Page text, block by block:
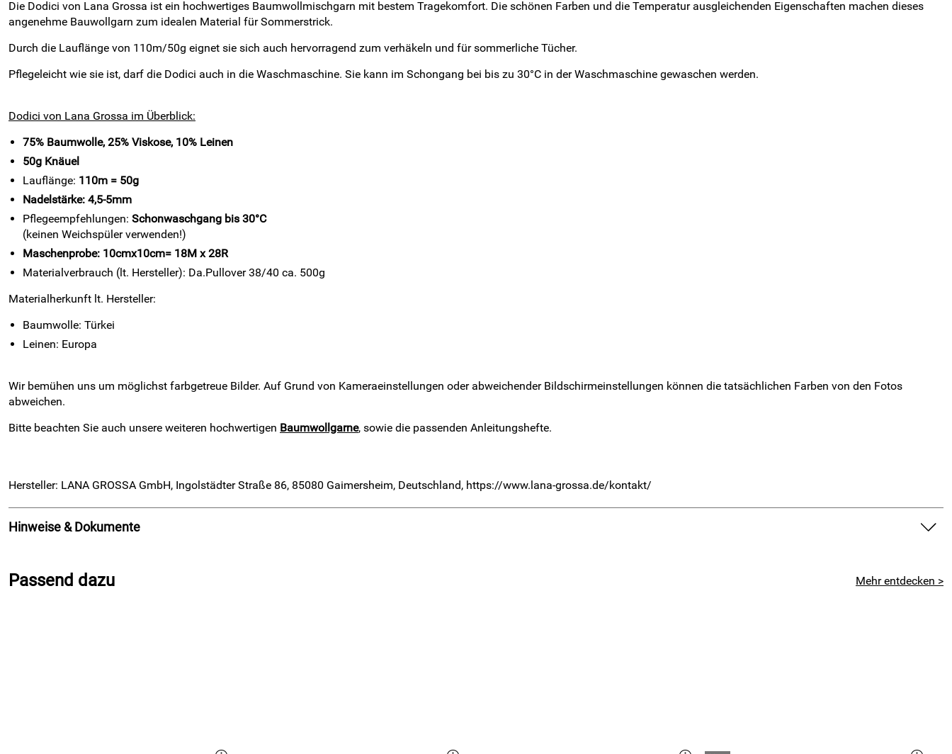
Die Dodici von Lana Grossa ist ein hochwertiges Baumwollmischgarn mit bestem Tragekomfort. Die schönen Farben und die Temperatur ausgleichenden Eigenschaften machen dieses
angenehme Bauwollgarn zum idealen Material für Sommerstrick.
Durch die Lauflänge von 110m/50g eignet sie sich auch hervorragend zum verhäkeln und für sommerliche Tücher.
Pflegeleicht wie sie ist, darf die Dodici auch in die Waschmaschine. Sie kann im Schongang bei bis zu 30°C in der Waschmaschine gewaschen werden.
Dodici von Lana Grossa im Überblick:
75% Baumwolle, 25% Viskose, 10% Leinen
50g Knäuel
Lauflänge: 110m = 50g
Nadelstärke: 4,5-5mm
Pflegeempfehlungen: Schonwaschgang bis 30°C
(keinen Weichspüler verwenden!)
Maschenprobe: 10cmx10cm= 18M x 28R
Materialverbrauch (lt. Hersteller): Da.Pullover 38/40 ca. 500g
Materialherkunft lt. Hersteller:
Baumwolle: Türkei
Leinen: Europa
Wir bemühen uns um möglichst farbgetreue Bilder. Auf Grund von Kameraeinstellungen oder abweichender Bildschirmeinstellungen können die tatsächlichen Farben von den Fotos
abweichen.
Bitte beachten Sie auch unsere weiteren hochwertigen Baumwollgarne, sowie die passenden Anleitungshefte.
Hersteller: LANA GROSSA GmbH, Ingolstädter Straße 86, 85080 Gaimersheim, Deutschland, https://www.lana-grossa.de/kontakt/
Hinweise & Dokumente
Passend dazu Mehr entdecken >